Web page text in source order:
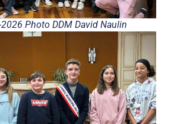
Photo DDM David Naulin